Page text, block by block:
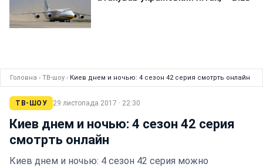
Головна › ТВ-шоу › Киев днем и ночью: 4 сезон 42 серия cмотрть онлайн
ТВ-ШОУ 29 листопада 2017 · 22:30
Киев днем и ночью: 4 сезон 42 серия
cмотрть онлайн
Киев днем и ночью: 4 сезон 42 серия можно